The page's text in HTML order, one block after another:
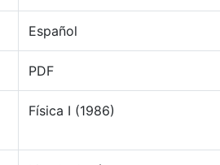
Español
PDF
Física I (1986)